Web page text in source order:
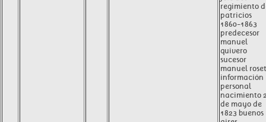
regimiento
patricios
1860-1863
predecesor
manuel
quivero
sucesor
manuel
información
personal
nacimiento
de mayo de
1823 buenos